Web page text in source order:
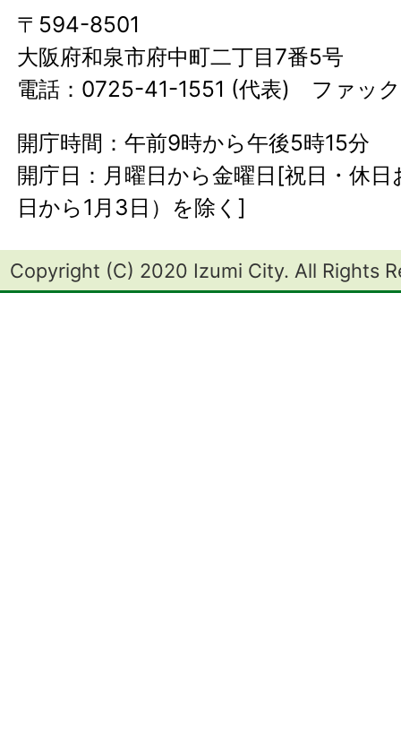
〒594-8501
大阪府和泉市府中町二丁目7番5号
電話：0725-41-1551 (代表) ファッ
開庁時間：午前9時から午後5時15分
開庁日：月曜日から金曜日[祝日・休
日から1月3日）を除く]
Copyright (C) 2020 Izumi City. All Rights